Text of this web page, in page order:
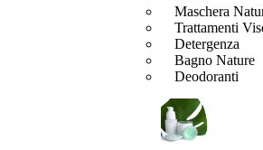
Maschera
Trattamenti
Detergenza
Bagno Nature
Deodoranti